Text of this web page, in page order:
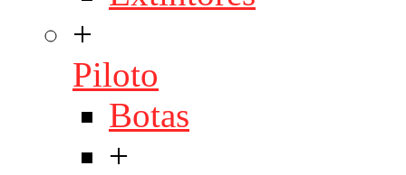
+
Piloto
Botas
+